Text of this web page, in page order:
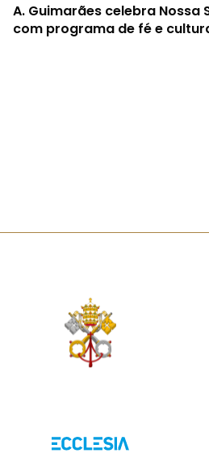
A. Guimarães celebra Nossa
com programa de fé e